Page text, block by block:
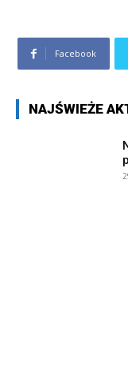
Facebook
NAJŚWIEŻE